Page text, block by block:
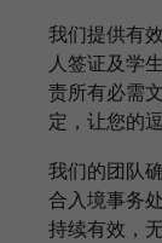
我们提供有
人签证及学
责所有必需
定，让您的
我们的团队
合入境事务
持续有效，